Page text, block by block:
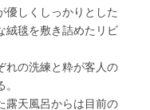
しくしっかりとした
絨毯を敷き詰めたリビ
の洗練と粋が客人の
天風呂からは目前の